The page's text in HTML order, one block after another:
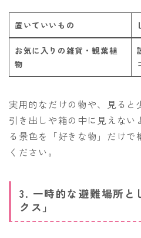
置いていいもの
お気に入りの雑貨・観葉植
物
実用的なだけの物や、見ると
引き出しや箱の中に見えない
る景色を「好きな物」だけ
ください。
3. 一時的な避難場所と
クス」